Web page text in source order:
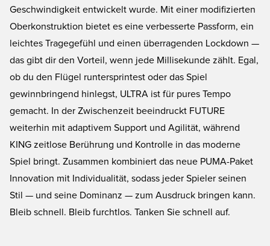
Geschwindigkeit entwickelt wurde. Mit einer modifizierten
Oberkonstruktion bietet es eine verbesserte Passform, ein
leichtes Tragegefühl und einen überragenden Lockdown —
das gibt dir den Vorteil, wenn jede Millisekunde zählt. Egal,
ob du den Flügel runtersprintest oder das Spiel
gewinnbringend hinlegst, ULTRA ist für pures Tempo
gemacht. In der Zwischenzeit beeindruckt FUTURE
weiterhin mit adaptivem Support und Agilität, während
KING zeitlose Berührung und Kontrolle in das moderne
Spiel bringt. Zusammen kombiniert das neue PUMA-Paket
Innovation mit Individualität, sodass jeder Spieler seinen
Stil — und seine Dominanz — zum Ausdruck bringen kann.
Bleib schnell. Bleib furchtlos. Tanken Sie schnell auf.